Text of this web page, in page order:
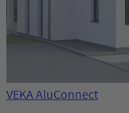
VEKA AluConnect